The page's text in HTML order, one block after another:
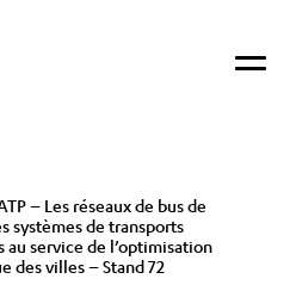
– Les réseaux de bus de
systèmes de transports
service de l’optimisation
des villes – Stand 72